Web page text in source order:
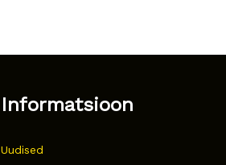
Informatsioon
Uudised